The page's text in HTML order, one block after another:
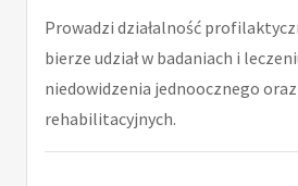
Prowadzi działalność
bierze udział w badaniach i
niedowidzenia jednoocznego
rehabilitacyjnych.